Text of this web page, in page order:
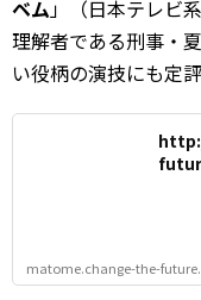
ベム」（日本テレビ
理解者である刑事・
い役柄の演技にも定評
matome.change-the-